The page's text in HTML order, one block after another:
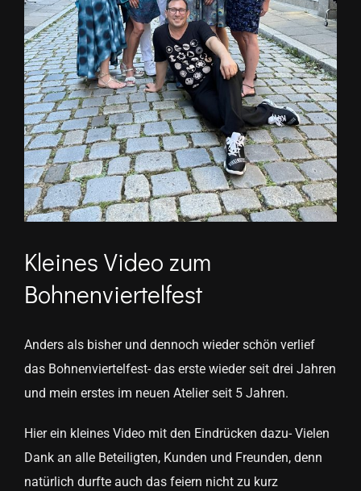
Kleines Video zum
Bohnenviertelfest
Anders als bisher und dennoch wieder schön verlief
das Bohnenviertelfest- das erste wieder seit drei Jahren
und mein erstes im neuen Atelier seit 5 Jahren.
Hier ein kleines Video mit den Eindrücken dazu- Vielen
Dank an alle Beteiligten, Kunden und Freunden, denn
natürlich durfte auch das feiern nicht zu kurz